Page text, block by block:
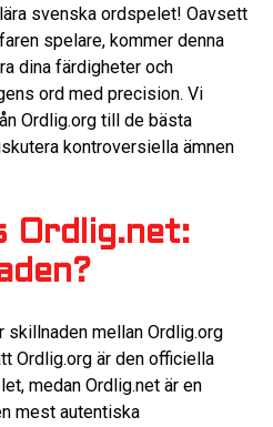
svenska ordspelet! Oavsett
spelare, kommer denna
dina färdigheter och
ord med precision. Vi
Ordlig.org till de bästa
kontroversiella ämnen
Ordlig.net:
skillnaden mellan Ordlig.org
Ordlig.org är den officiella
medan Ordlig.net är en
mest autentiska